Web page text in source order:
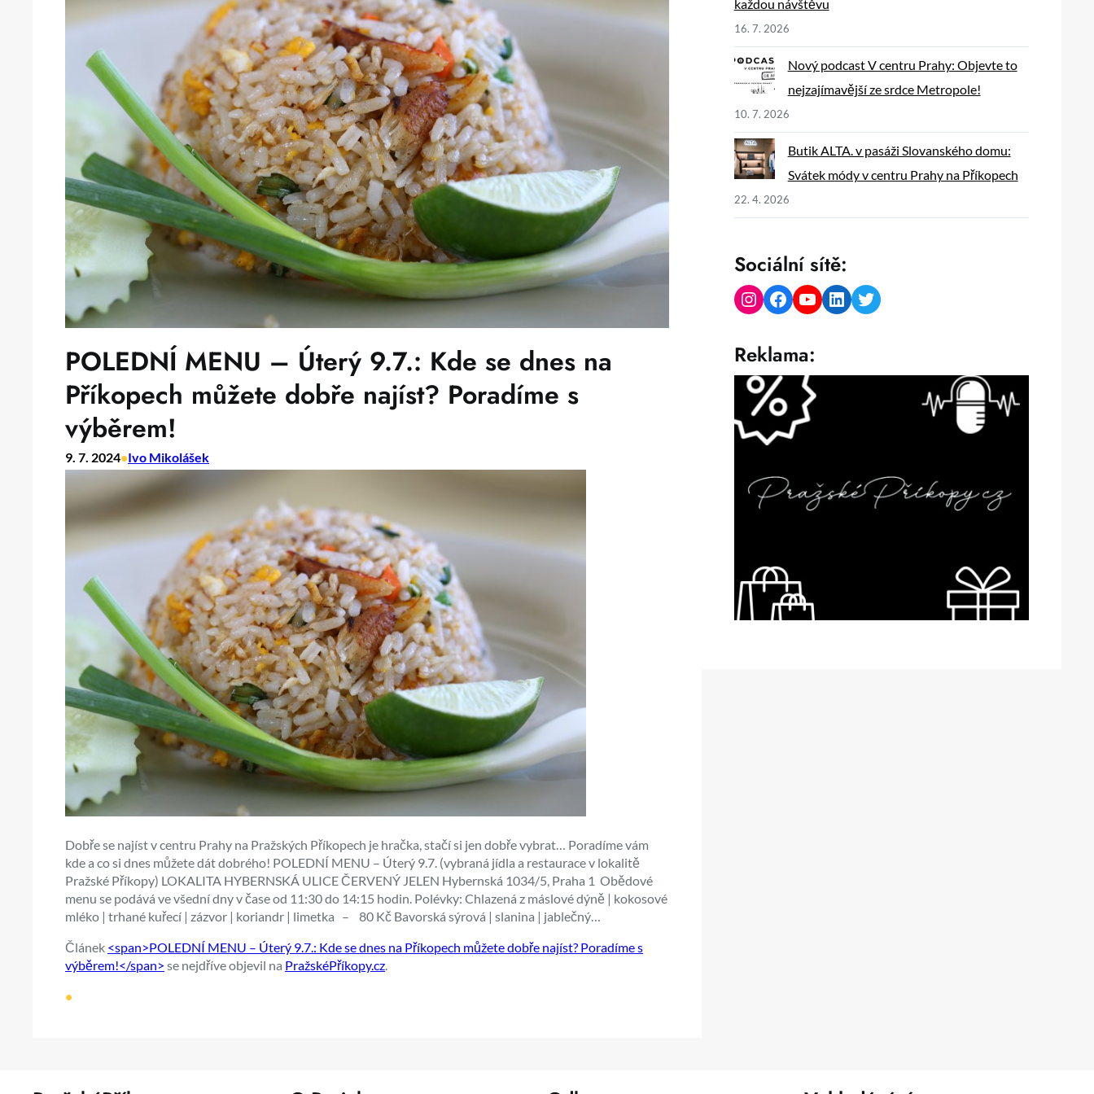
POLEDNÍ MENU – Úterý 9.7.: Kde se dnes na
Příkopech můžete dobře najíst? Poradíme s
výběrem!
9. 7. 2024•Ivo Mikolášek
Dobře se najíst v centru Prahy na Pražských Příkopech je hračka, stačí si jen dobře vybrat… Poradíme vám
kde a co si dnes můžete dát dobrého! POLEDNÍ MENU – Úterý 9.7. (vybraná jídla a restaurace v lokalitě
Pražské Příkopy) LOKALITA HYBERNSKÁ ULICE ČERVENÝ JELEN Hybernská 1034/5, Praha 1 Obědové
menu se podává ve všední dny v čase od 11:30 do 14:15 hodin. Polévky: Chlazená z máslové dýně | kokosové
mléko | trhané kuřecí | zázvor | koriandr | limetka – 80 Kč Bavorská sýrová | slanina | jablečný…
Článek <span>POLEDNÍ MENU – Úterý 9.7.: Kde se dnes na Příkopech můžete dobře najíst? Poradíme s
výběrem!</span> se nejdříve objevil na PražskéPříkopy.cz.
•
každou návštěvu
16. 7. 2026
Nový podcast V centru Prahy: Objevte to
nejzajímavější ze srdce Metropole!
10. 7. 2026
Butik ALTA. v pasáži Slovanského domu:
Svátek módy v centru Prahy na Příkopech
22. 4. 2026
Sociální sítě:
Instagram Facebook YouTube LinkedIn Twitter
Reklama: